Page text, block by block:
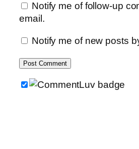
Notify me of follow-up
email.
Notify me of new posts